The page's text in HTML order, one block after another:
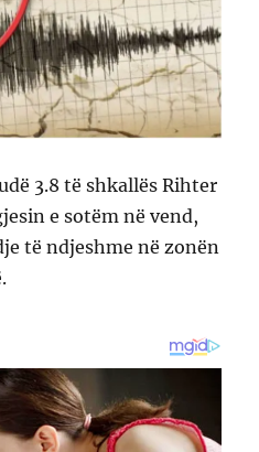
3.8 të shkallës Rihter
e sotëm në vend,
të ndjeshme në zonën